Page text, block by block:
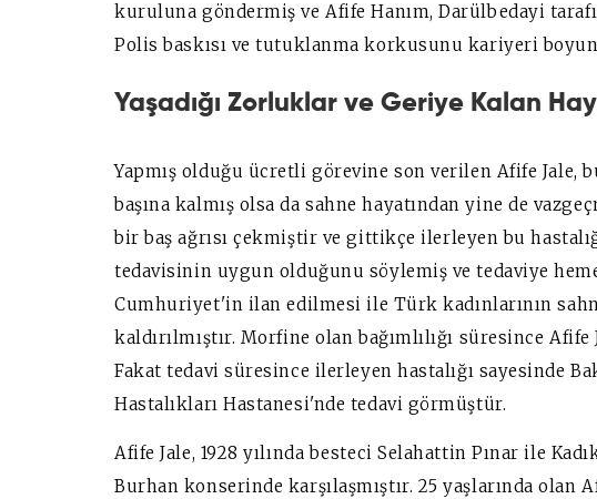
kuruluna göndermiş ve Afife Hanım, Darülbedayi
Polis baskısı ve tutuklanma korkusunu kariyeri
Yaşadığı Zorluklar ve Geriye Kalan
Yapmış olduğu ücretli görevine son verilen Afife Jale,
başına kalmış olsa da sahne hayatından yine de
bir baş ağrısı çekmiştir ve gittikçe ilerleyen bu
tedavisinin uygun olduğunu söylemiş ve tedaviye
Cumhuriyet'in ilan edilmesi ile Türk kadınlarının
kaldırılmıştır. Morfine olan bağımlılığı süresince
Fakat tedavi süresince ilerleyen hastalığı sayesinde
Hastalıkları Hastanesi'nde tedavi görmüştür.
Afife Jale, 1928 yılında besteci Selahattin Pınar ile
Burhan konserinde karşılaşmıştır. 25 yaşlarında olan